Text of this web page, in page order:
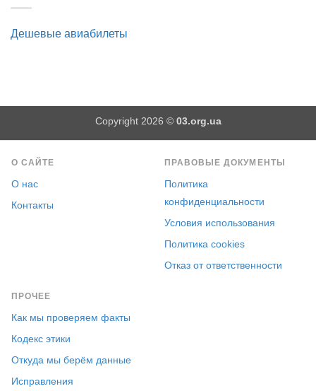
Дешевые авиабилеты
Copyright 2026 © 03.org.ua
О САЙТЕ
О нас
Контакты
ПРАВОВЫЕ ДОКУМЕНТЫ
Политика
конфиденциальности
Условия использования
Политика cookies
Отказ от ответственности
ПРОЧЕЕ
Как мы проверяем факты
Кодекс этики
Откуда мы берём данные
Исправления